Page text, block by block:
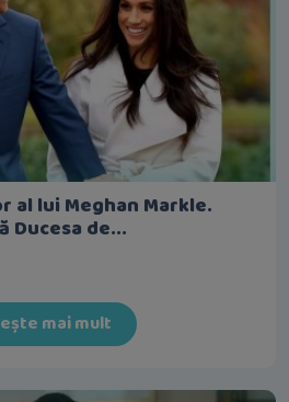
al lui Meghan Markle.
Ducesa de...
mai mult